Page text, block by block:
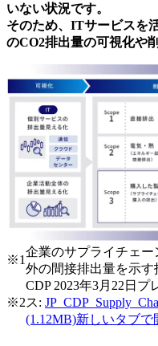
いない状況です。
そのため、ITサービスを
のCO2排出量の可視化や
※1
企業のサプライチェー
外の間接排出量を示す
※2
CDP 2023年3月22日プ
ス:
(1.12MB)新しいタブで